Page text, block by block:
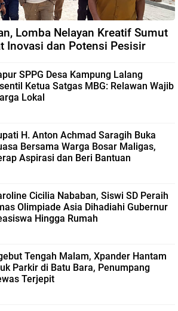
Lomba Nelayan Kreatif Sumut
Inovasi dan Potensi Pesisir
SPPG Desa Kampung Lalang
Ketua Satgas MBG: Relawan Wajib
Lokal
H. Anton Achmad Saragih Buka
Bersama Warga Bosar Maligas,
Aspirasi dan Beri Bantuan
Cicilia Nababan, Siswi SD Peraih
Olimpiade Asia Dihadiahi Gubernur
Hingga Rumah
Tengah Malam, Xpander Hantam
Parkir di Batu Bara, Penumpang
Terjepit